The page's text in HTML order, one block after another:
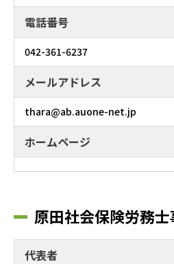
電話番号
042-361-6237
メールアドレス
thara@ab.auone-net.jp
ホームページ
原田社会保険労務
代表者